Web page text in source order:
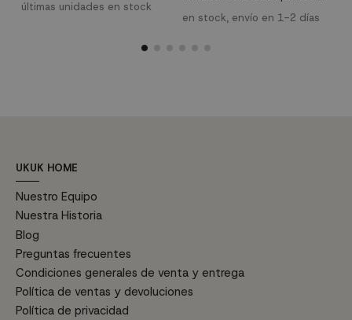
modernos y contemporáneos. Se
últimas unidades en stock
Su tablero de vidrio templado
con recubrimiento cerámico
en stock, envío en 1-2 días
UKUK HOME
Nuestro Equipo
Nuestra Historia
Blog
Preguntas frecuentes
Condiciones generales de venta y entrega
Política de ventas y devoluciones
Política de privacidad